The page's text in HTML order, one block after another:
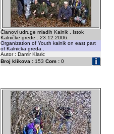
Članovi udruge mladih Kalnik . Istok
Kalničke grede . 23.12.2006.
Organization of Youth kalnik on east part
of Kalnicka greda .
Autor : Damir Klaric
Broj klikova : 153 Com : 0